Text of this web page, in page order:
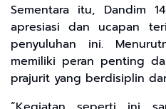
Sementara itu, Dandim
apresiasi dan ucapan
penyuluhan ini.
memiliki peran penting
prajurit yang berdisiplin